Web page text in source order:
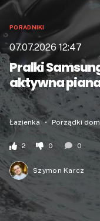
PORADNIKI
07.07.2026 12:47
Pralki
aktywna
Łazienka Porządki
2 0 0
Szymon Karcz